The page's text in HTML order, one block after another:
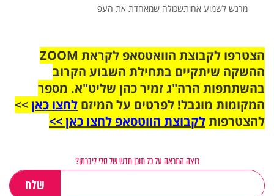
מרגש לשמוע אחותשכולה שמאחדת את העפ
הצטרפו לקבוצת הוואטסאפ לקראת ZOOM
ההשקה שיתקיים בתחילת השבוע הקרוב
בהשתתפות הרה"ג זמיר כהן שליט"א. מספר
המקומות מוגבל! לפרטים על המיזם לחצו כאן>>
להצטרפותלקבוצת הווטסאפ לחצו כאן >>
רוצה התראה על כל תוכן חדש של טלי ליברמן?